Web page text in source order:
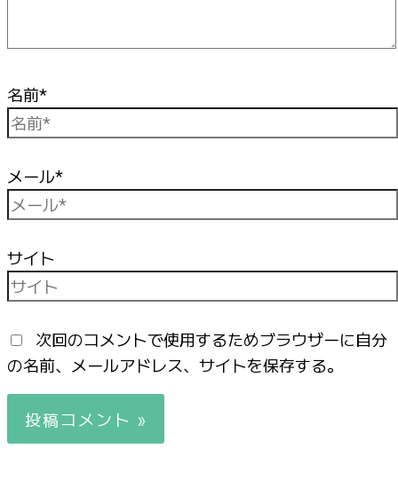
名前*
メール*
サイト
次回のコメントで使用するためブラウザーに自分
の名前、メールアドレス、サイトを保存する。